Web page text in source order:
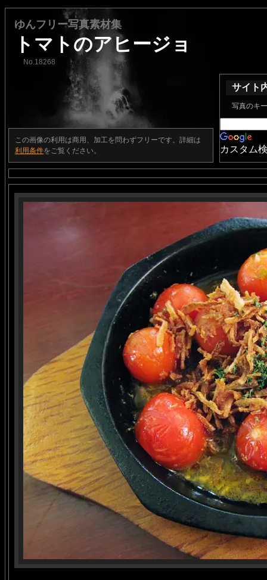
ゆんフリー写真素材集
トマトのアヒージョ
No.18268
この画像の利用は商用、加工を問わずフリーです。詳細は
利用条件をご覧ください。
サイト
写真のキ
カスタム